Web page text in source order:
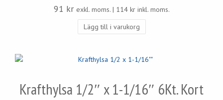
91 kr exkl. moms. | 114 krinkl. moms.
Lägg till i varukorg
Krafthylsa 1/2″ x 1-1/16″ 6Kt. Kort